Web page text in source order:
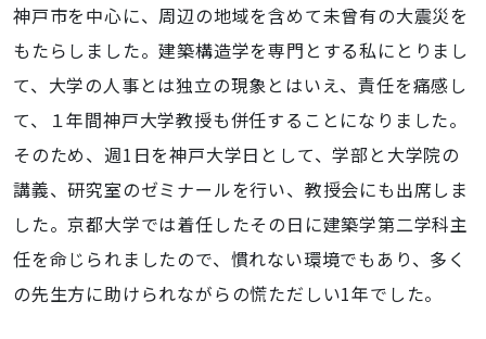
神戸市を中心に、周辺の地域を含めて未曾有の大震災を
もたらしました。建築構造学を専門とする私にとりまし
て、大学の人事とは独立の現象とはいえ、責任を痛感し
て、１年間神戸大学教授も併任することになりました。
そのため、週1日を神戸大学日として、学部と大学院の
講義、研究室のゼミナールを行い、教授会にも出席しま
した。京都大学では着任したその日に建築学第二学科主
任を命じられましたので、慣れない環境でもあり、多く
の先生方に助けられながらの慌ただしい1年でした。